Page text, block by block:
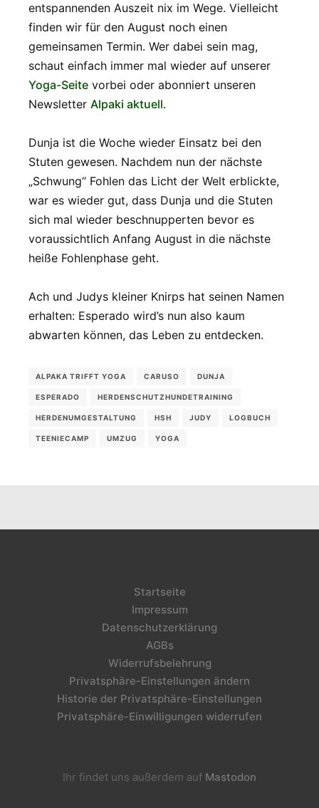
entspannenden Auszeit nix im Wege. Vielleicht
finden wir für den August noch einen
gemeinsamen Termin. Wer dabei sein mag,
schaut einfach immer mal wieder auf unserer
Yoga-Seite vorbei oder abonniert unseren
Newsletter Alpaki aktuell.
Dunja ist die Woche wieder Einsatz bei den
Stuten gewesen. Nachdem nun der nächste
„Schwung“ Fohlen das Licht der Welt erblickte,
war es wieder gut, dass Dunja und die Stuten
sich mal wieder beschnupperten bevor es
voraussichtlich Anfang August in die nächste
heiße Fohlenphase geht.
Ach und Judys kleiner Knirps hat seinen Namen
erhalten: Esperado wird’s nun also kaum
abwarten können, das Leben zu entdecken.
ALPAKA TRIFFT YOGA CARUSO DUNJA
ESPERADO HERDENSCHUTZHUNDETRAINING
HERDENUMGESTALTUNG HSH JUDY LOGBUCH
TEENIECAMP UMZUG YOGA
Startseite
Impressum
Datenschutzerklärung
AGBs
Widerrufsbelehrung
Privatsphäre-Einstellungen ändern
Historie der Privatsphäre-Einstellungen
Privatsphäre-Einwilligungen widerrufen
Ihr findet uns außerdem auf Mastodon